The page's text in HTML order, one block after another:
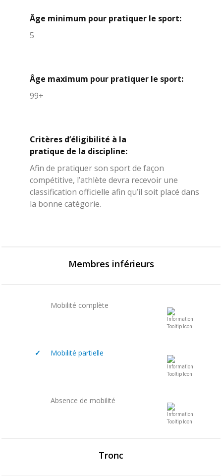
Âge minimum pour pratiquer le sport:
5
Âge maximum pour pratiquer le sport:
99+
Critères d’éligibilité à la
pratique de la discipline:
Afin de pratiquer son sport de façon
compétitive, l’athlète devra recevoir une
classification officielle afin qu’il soit placé dans
la bonne catégorie.
Membres inférieurs
Mobilité complète
✓ Mobilité partielle
Absence de mobilité
Tronc